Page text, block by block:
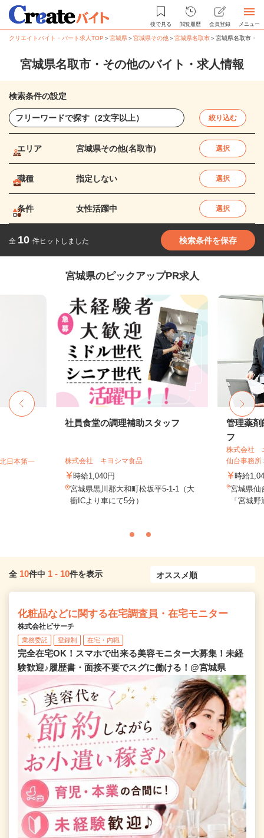
後で見る 閲覧履歴 会員登録 メニュー
クリエイトバイト・パート求人TOP ＞宮城県＞宮城県その他＞宮城県名取市＞宮城県名取市・
宮城県名取市・その他のバイト・求人情報
検索条件の設定
絞り込む
エリア 宮城県その他(名取市) 選択
職種 指定しない 選択
条件 女性活躍中 選択
全 10 件ヒットしました 検索条件を保存
宮城県のピックアップPR求人
日本第一
社員食堂の調理補助スタッフ
株式会社 キヨシマ食品
時給1,040円
宮城県黒川郡大和町松坂平5-1-1（大
衝ICより車にて5分）
管理薬剤
フ
株式会社
仙台事務所
時給
宮城県仙
「宮城
全 10件中 1 - 10件を表示
化粧品などに関する在宅調査員・在宅モニター
株式会社ビサーチ
業務委託 登録制 在宅・内職
完全在宅OK！スマホで出来る美容モニター大募集！未経
験歓迎♪履歴書・面接不要でスグに働ける！@宮城県